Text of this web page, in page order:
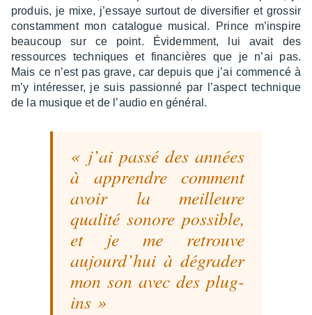
produis, je mixe, j’es­saye surtout de diver­si­fier et gros­sir
constam­ment mon cata­logue musi­cal. Prince m’ins­pire
beau­coup sur ce point. Évidem­ment, lui avait des
ressources tech­niques et finan­cières que je n’ai pas.
Mais ce n’est pas grave, car depuis que j’ai commencé à
m’y inté­res­ser, je suis passionné par l’as­pect tech­nique
de la musique et de l’au­dio en géné­ral.
j’ai passé des années
à apprendre comment
avoir la meilleure
qualité sonore possible,
et je me retrouve
aujour­d’hui à dégra­der
mon son avec des plug-
ins